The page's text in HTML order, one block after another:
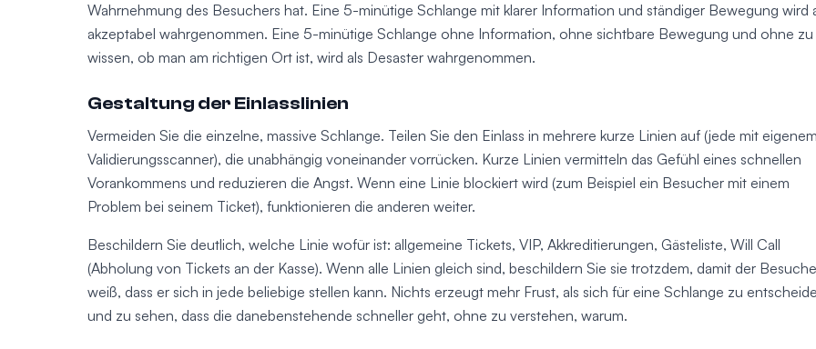
Wahrnehmung des Besuchers hat. Eine 5-minütige Schlange mit klarer Information und ständiger Bewegung wird
akzeptabel wahrgenommen. Eine 5-minütige Schlange ohne Information, ohne sichtbare Bewegung und ohne zu
wissen, ob man am richtigen Ort ist, wird als Desaster wahrgenommen.
Gestaltung der Einlasslinien
Vermeiden Sie die einzelne, massive Schlange. Teilen Sie den Einlass in mehrere kurze Linien auf (jede mit eigenem
Validierungsscanner), die unabhängig voneinander vorrücken. Kurze Linien vermitteln das Gefühl eines schnellen
Vorankommens und reduzieren die Angst. Wenn eine Linie blockiert wird (zum Beispiel ein Besucher mit einem
Problem bei seinem Ticket), funktionieren die anderen weiter.
Beschildern Sie deutlich, welche Linie wofür ist: allgemeine Tickets, VIP, Akkreditierungen, Gästeliste, Will Call
(Abholung von Tickets an der Kasse). Wenn alle Linien gleich sind, beschildern Sie sie trotzdem, damit der
weiß, dass er sich in jede beliebige stellen kann. Nichts erzeugt mehr Frust, als sich für eine Schlange zu
und zu sehen, dass die danebenstehende schneller geht, ohne zu verstehen, warum.